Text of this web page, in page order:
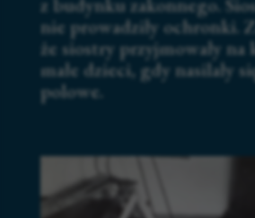
nie prowadziły ochronki.
że siostry przyjmowały
małe dzieci, gdy nasilały
polowe.